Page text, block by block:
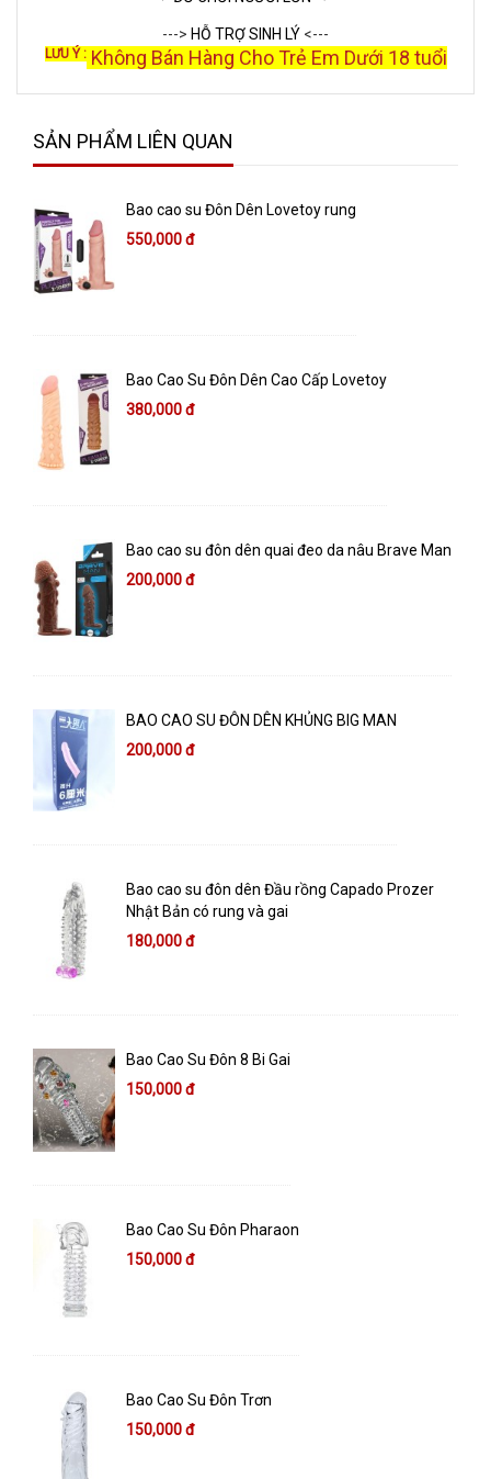
---> HỖ TRỢ SINH LÝ <---
LƯU Ý :Không Bán Hàng Cho Trẻ Em Dưới 18 tuổi
SẢN PHẨM LIÊN QUAN
Bao cao su Đôn Dên Lovetoy rung
550,000 đ
Bao Cao Su Đôn Dên Cao Cấp Lovetoy
380,000 đ
Bao cao su đôn dên quai đeo da nâu Brave Man
200,000 đ
BAO CAO SU ĐÔN DÊN KHỦNG BIG MAN
200,000 đ
Bao cao su đôn dên Đầu rồng Capado Prozer
Nhật Bản có rung và gai
180,000 đ
Bao Cao Su Đôn 8 Bi Gai
150,000 đ
Bao Cao Su Đôn Pharaon
150,000 đ
Bao Cao Su Đôn Trơn
150,000 đ